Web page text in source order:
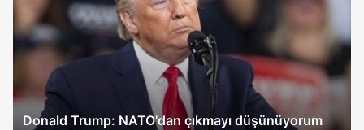
Donald Trump: NATO'dan çıkmayı düşünüyorum